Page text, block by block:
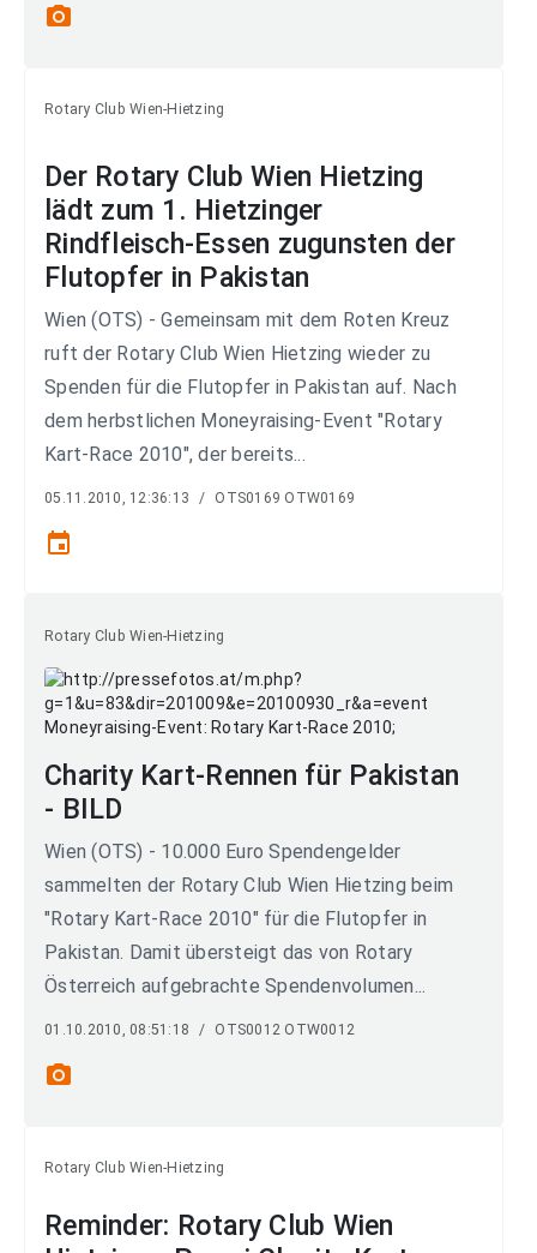
photo_camera
Rotary Club Wien-Hietzing
Der Rotary Club Wien Hietzing
lädt zum 1. Hietzinger
Rindfleisch-Essen zugunsten der
Flutopfer in Pakistan
Wien (OTS) - Gemeinsam mit dem Roten Kreuz
ruft der Rotary Club Wien Hietzing wieder zu
Spenden für die Flutopfer in Pakistan auf. Nach
dem herbstlichen Moneyraising-Event "Rotary
Kart-Race 2010", der bereits...
05.11.2010, 12:36:13 / OTS0169 OTW0169
event
Rotary Club Wien-Hietzing
Charity Kart-Rennen für Pakistan
- BILD
Wien (OTS) - 10.000 Euro Spendengelder
sammelten der Rotary Club Wien Hietzing beim
"Rotary Kart-Race 2010" für die Flutopfer in
Pakistan. Damit übersteigt das von Rotary
Österreich aufgebrachte Spendenvolumen...
01.10.2010, 08:51:18 / OTS0012 OTW0012
photo_camera
Rotary Club Wien-Hietzing
Reminder: Rotary Club Wien